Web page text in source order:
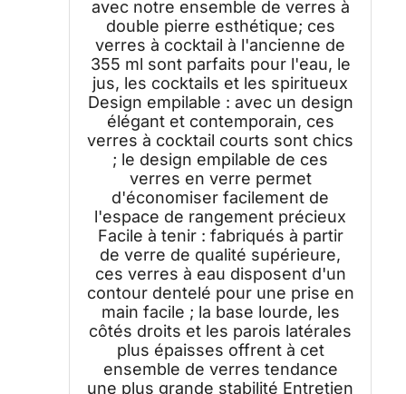
avec notre ensemble de verres à
double pierre esthétique; ces
verres à cocktail à l'ancienne de
355 ml sont parfaits pour l'eau, le
jus, les cocktails et les spiritueux
Design empilable : avec un design
élégant et contemporain, ces
verres à cocktail courts sont chics
; le design empilable de ces
verres en verre permet
d'économiser facilement de
l'espace de rangement précieux
Facile à tenir : fabriqués à partir
de verre de qualité supérieure,
ces verres à eau disposent d'un
contour dentelé pour une prise en
main facile ; la base lourde, les
côtés droits et les parois latérales
plus épaisses offrent à cet
ensemble de verres tendance
une plus grande stabilité Entretien